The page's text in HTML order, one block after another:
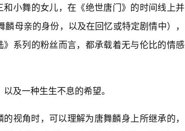
小舞的女儿，在《绝世唐门》的时间线上并
母亲的身份，以及在回忆或特定剧情中），
系列的粉丝而言，都承载着无与伦比的情感
及一种生生不息的希望。
视角时，可以理解为唐舞麟身上所继承的，